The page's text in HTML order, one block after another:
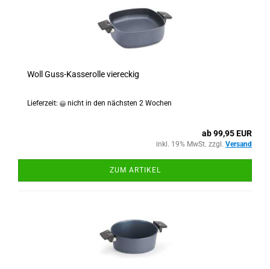
Woll Guss-Kasserolle viereckig
Lieferzeit: nicht in den nächsten 2 Wochen
ab 99,95 EUR
inkl. 19% MwSt. zzgl. Versand
ZUM ARTIKEL